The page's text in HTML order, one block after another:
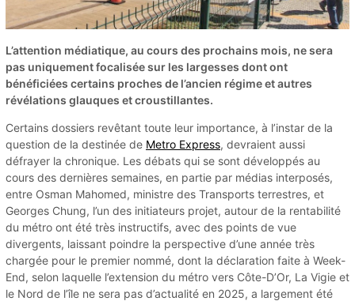
L’attention médiatique, au cours des prochains mois, ne sera
pas uniquement focalisée sur les largesses dont ont
bénéficiées certains proches de l’ancien régime et autres
révélations glauques et croustillantes.
Certains dossiers revêtant toute leur importance, à l’instar de la
question de la destinée de Metro Express, devraient aussi
défrayer la chronique. Les débats qui se sont développés au
cours des dernières semaines, en partie par médias interposés,
entre Osman Mahomed, ministre des Transports terrestres, et
Georges Chung, l’un des initiateurs projet, autour de la rentabilité
du métro ont été très instructifs, avec des points de vue
divergents, laissant poindre la perspective d’une année très
chargée pour le premier nommé, dont la déclaration faite à Week-
End, selon laquelle l’extension du métro vers Côte-D’Or, La Vigie et
le Nord de l’île ne sera pas d’actualité en 2025, a largement été